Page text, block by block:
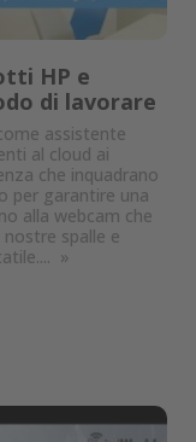
HP e
di lavorare
assistente
al cloud ai
che inquadrano
per garantire una
alla webcam che
spalle e
»